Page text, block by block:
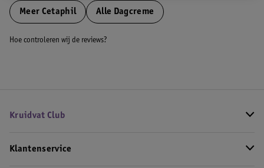
Meer Cetaphil Alle Dagcreme
Hoe controleren wij de reviews?
Kruidvat Club
Klantenservice